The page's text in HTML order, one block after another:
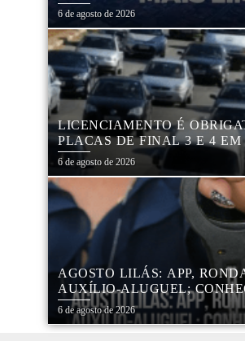
MÓVEIS, PNEUS, COLCHÕES
MATERIAIS SEM USO
6 de agosto de 2026
LICENCIAMENTO É
PLACAS DE FINAL 3 E 4 EM
CALENDÁRIO
6 de agosto de 2026
AGOSTO LILÁS: APP,
AUXÍLIO-ALUGUEL;
REDE DE PROTEÇÃO ÀS
ESTADO DE SP
6 de agosto de 2026